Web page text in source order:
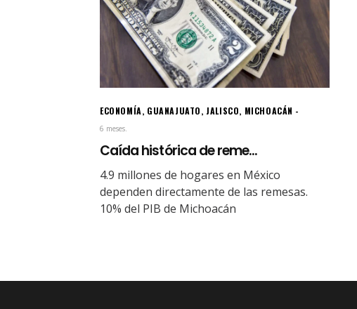
ECONOMÍA, GUANAJUATO, JALISCO, MICHOACÁN
6 meses.
Caída histórica de reme...
4.9 millones de hogares en México
dependen directamente de las remesas.
10% del PIB de Michoacán